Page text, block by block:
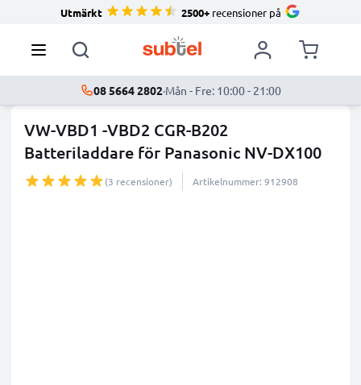
Utmärkt 2500+ recensioner på
08 5664 2802·Mån - Fre: 10:00 - 21:00
VW-VBD1 -VBD2 CGR-B202
Batteriladdare för Panasonic NV-DX100
...mer (3 recensioner) Artikelnummer: 912908